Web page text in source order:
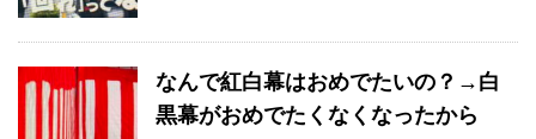
なんで紅白幕はおめでたいの？→白
黒幕がおめでたくなくなったから